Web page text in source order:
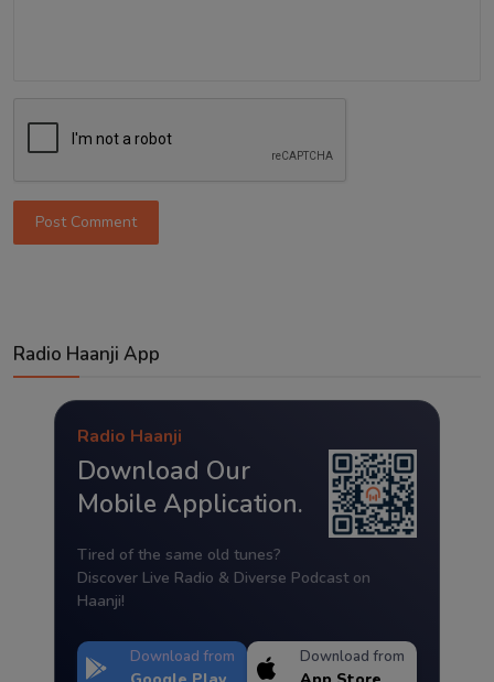
Post Comment
Radio Haanji App
Radio Haanji
Download Our
Mobile Application.
Tired of the same old tunes?
Discover Live Radio & Diverse Podcast on
Haanji!
Download from Download from